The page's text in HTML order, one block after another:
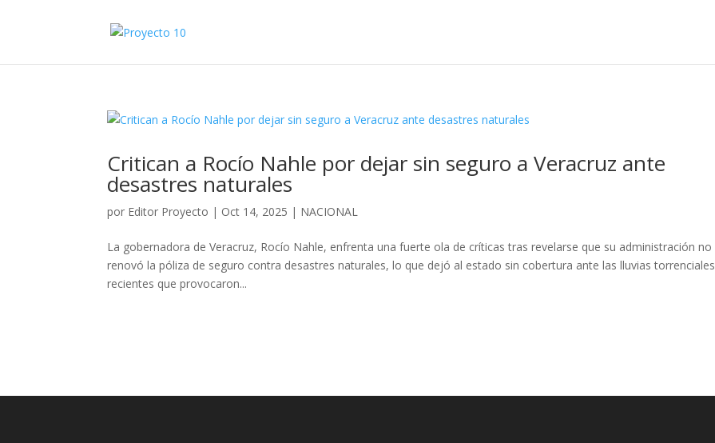
Critican a Rocío Nahle por dejar sin seguro a Veracruz ante
desastres naturales
por Editor Proyecto | Oct 14, 2025 | NACIONAL
La gobernadora de Veracruz, Rocío Nahle, enfrenta una fuerte ola de críticas tras revelarse que su administración no
renovó la póliza de seguro contra desastres naturales, lo que dejó al estado sin cobertura ante las lluvias torrenciales
recientes que provocaron...